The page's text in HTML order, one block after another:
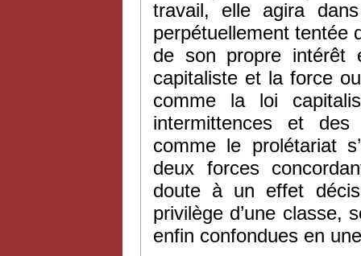
travail, elle agira
perpétuellement tentée
de son propre intérêt
capitaliste et la force
comme la loi
intermittences et
comme le prolétariat
deux forces
doute à un effet
privilège d’une classe,
enfin confondues en